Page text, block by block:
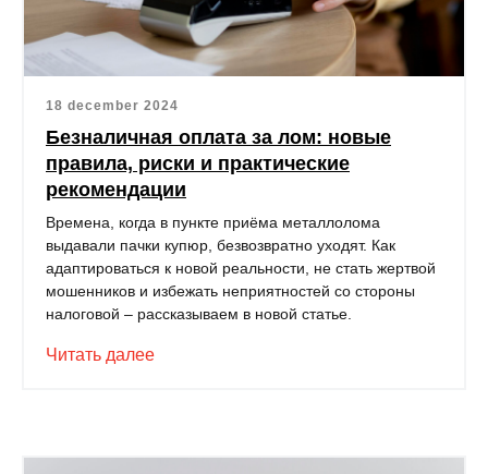
18 december 2024
Безналичная оплата за лом: новые
правила, риски и практические
рекомендации
Времена, когда в пункте приёма металлолома
выдавали пачки купюр, безвозвратно уходят. Как
адаптироваться к новой реальности, не стать жертвой
мошенников и избежать неприятностей со стороны
налоговой – рассказываем в новой статье.
Читать далее